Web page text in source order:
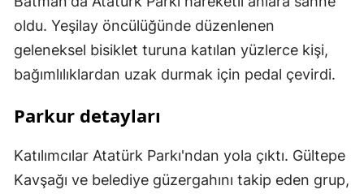
oldu. Yeşilay öncülüğünde düzenlenen
geleneksel bisiklet turuna katılan yüzlerce kişi,
bağımlılıklardan uzak durmak için pedal çevirdi.
Parkur detayları
Katılımcılar Atatürk Parkı'ndan yola çıktı. Gültepe
Kavşağı ve belediye güzergahını takip eden grup,